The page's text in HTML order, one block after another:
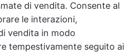
di vendita. Consente al
le interazioni,
vendita in modo
tempestivamente seguito ai